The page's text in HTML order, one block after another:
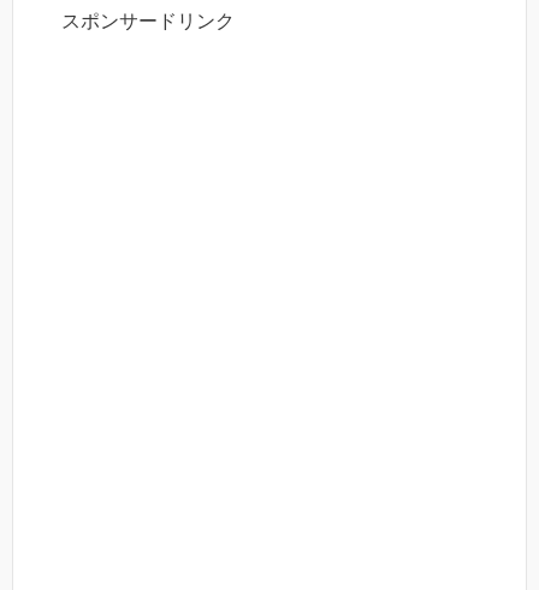
スポンサードリンク